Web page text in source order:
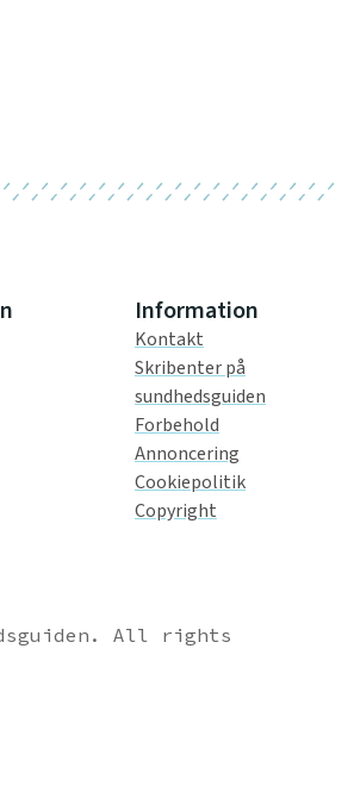
Information
Kontakt
Skribenter på
sundhedsguiden
Forbehold
Annoncering
Cookiepolitik
Copyright
All rights